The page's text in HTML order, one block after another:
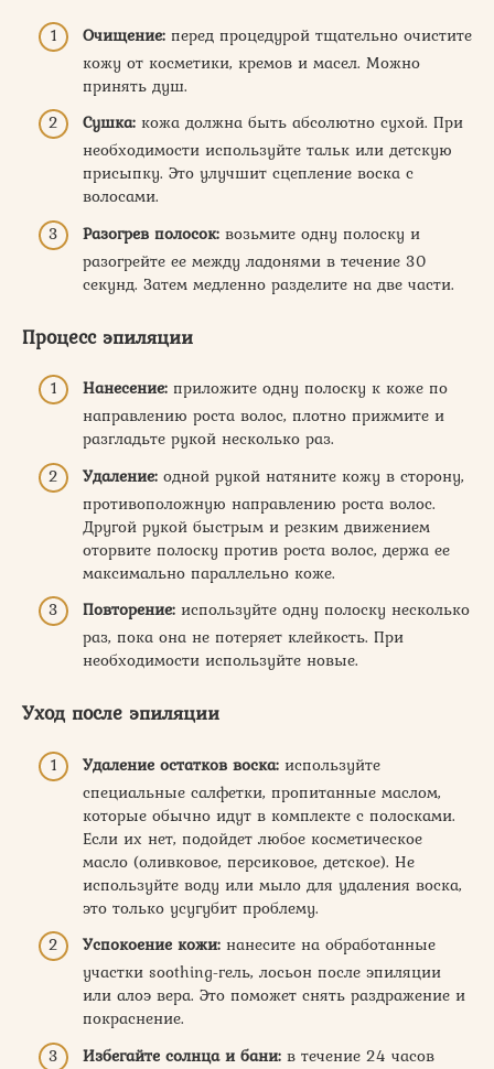
Очищение: перед процедурой тщательно очистите
кожу от косметики, кремов и масел. Можно
принять душ.
Сушка: кожа должна быть абсолютно сухой. При
необходимости используйте тальк или детскую
присыпку. Это улучшит сцепление воска с
волосами.
Разогрев полосок: возьмите одну полоску и
разогрейте ее между ладонями в течение 30
секунд. Затем медленно разделите на две части.
Процесс эпиляции
Нанесение: приложите одну полоску к коже по
направлению роста волос, плотно прижмите и
разгладьте рукой несколько раз.
Удаление: одной рукой натяните кожу в сторону,
противоположную направлению роста волос.
Другой рукой быстрым и резким движением
оторвите полоску против роста волос, держа ее
максимально параллельно коже.
Повторение: используйте одну полоску несколько
раз, пока она не потеряет клейкость. При
необходимости используйте новые.
Уход после эпиляции
Удаление остатков воска: используйте
специальные салфетки, пропитанные маслом,
которые обычно идут в комплекте с полосками.
Если их нет, подойдет любое косметическое
масло (оливковое, персиковое, детское). Не
используйте воду или мыло для удаления воска,
это только усугубит проблему.
Успокоение кожи: нанесите на обработанные
участки soothing-гель, лосьон после эпиляции
или алоэ вера. Это поможет снять раздражение и
покраснение.
Избегайте солнца и бани: в течение 24 часов